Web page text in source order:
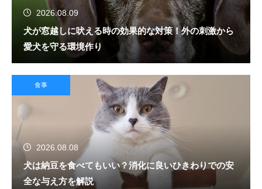
2026.08.09
犬が窓越しに吠える時の効果的な対策！外の刺激から
愛犬を守る環境作り
食事
2026.08.08
犬は納豆を食べてもいい？消化に良いひきわりでの安
全な与え方を解説